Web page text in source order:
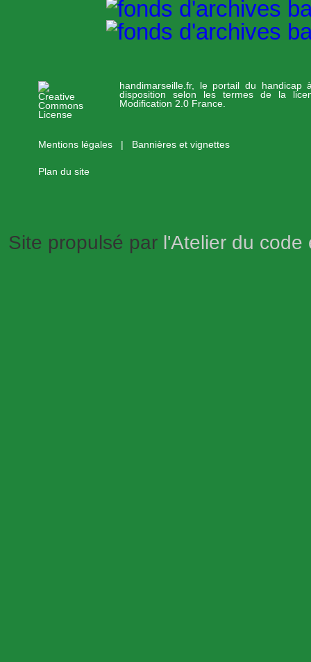
handimarseille.fr, le portail du handicap
disposition selon les termes de la
Modification 2.0 France.
Mentions légales Bannières et vignettes
Plan du site
Site propulsé par l'Atelier du